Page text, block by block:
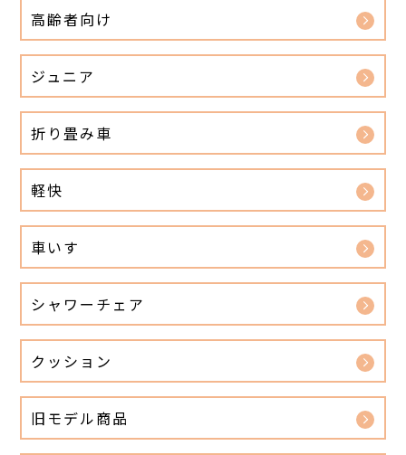
高齢者向け
ジュニア
折り畳み車
軽快
車いす
シャワーチェア
クッション
旧モデル商品